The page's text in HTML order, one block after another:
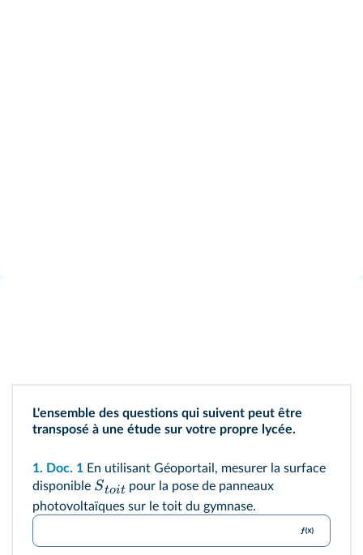
L'ensemble des questions qui suivent peut être
transposé à une étude sur votre propre lycée.
1. Doc. 1
disponible Stoit pour la pose de panneaux
photovoltaïques sur le toit du gymnase.